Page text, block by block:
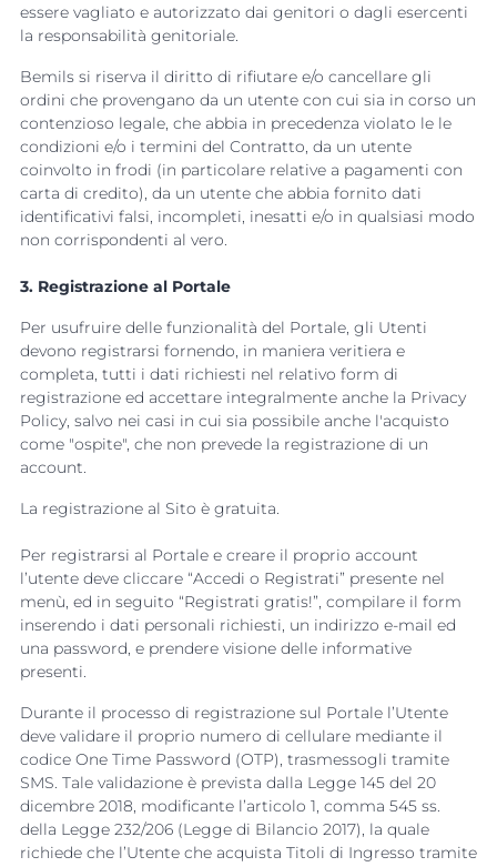
essere vagliato e autorizzato dai genitori o dagli esercenti
la responsabilità genitoriale.
Bemils si riserva il diritto di rifiutare e/o cancellare gli
ordini che provengano da un utente con cui sia in corso un
contenzioso legale, che abbia in precedenza violato le le
condizioni e/o i termini del Contratto, da un utente
coinvolto in frodi (in particolare relative a pagamenti con
carta di credito), da un utente che abbia fornito dati
identificativi falsi, incompleti, inesatti e/o in qualsiasi modo
non corrispondenti al vero.
3. Registrazione al Portale
Per usufruire delle funzionalità del Portale, gli Utenti
devono registrarsi fornendo, in maniera veritiera e
completa, tutti i dati richiesti nel relativo form di
registrazione ed accettare integralmente anche la Privacy
Policy, salvo nei casi in cui sia possibile anche l'acquisto
come "ospite", che non prevede la registrazione di un
account.
La registrazione al Sito è gratuita.
Per registrarsi al Portale e creare il proprio account
l’utente deve cliccare “Accedi o Registrati” presente nel
menù, ed in seguito “Registrati gratis!”, compilare il form
inserendo i dati personali richiesti, un indirizzo e-mail ed
una password, e prendere visione delle informative
presenti.
Durante il processo di registrazione sul Portale l’Utente
deve validare il proprio numero di cellulare mediante il
codice One Time Password (OTP), trasmessogli tramite
SMS. Tale validazione è prevista dalla Legge 145 del 20
dicembre 2018, modificante l’articolo 1, comma 545 ss.
della Legge 232/206 (Legge di Bilancio 2017), la quale
richiede che l’Utente che acquista Titoli di Ingresso tramite